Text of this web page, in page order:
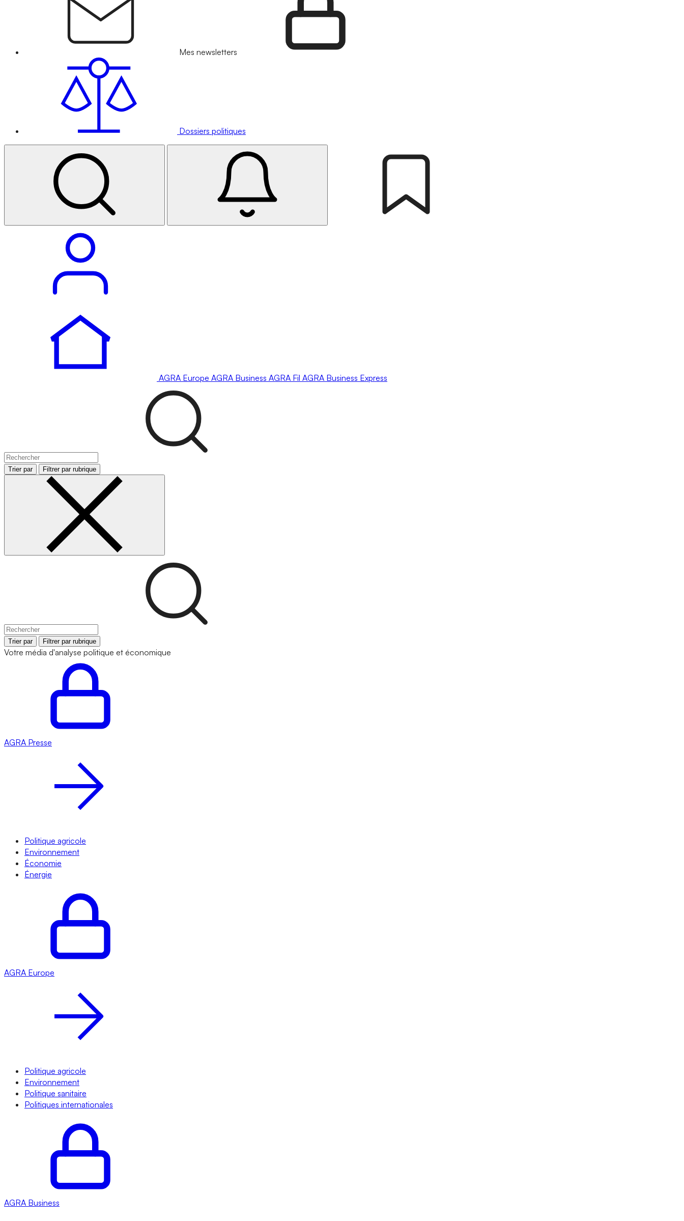
Mes newsletters
Dossiers politiques
AGRA Europe AGRA Business AGRA Fil AGRA Business Express
Trier par Filtrer par rubrique
Trier par Filtrer par rubrique
Votre média d'analyse politique et économique
AGRA Presse
Politique agricole
Environnement
Économie
Énergie
AGRA Europe
Politique agricole
Environnement
Politique sanitaire
Politiques internationales
AGRA Business